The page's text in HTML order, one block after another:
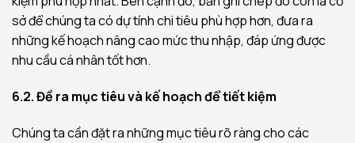
sở để chúng ta có dự tính chi tiêu phù hợp hơn, đưa ra
những kế hoạch nâng cao mức thu nhập, đáp ứng được
nhu cầu cá nhân tốt hơn.
6.2. Đề ra mục tiêu và kế hoạch để tiết kiệm
Chúng ta cần đặt ra những mục tiêu rõ ràng cho các